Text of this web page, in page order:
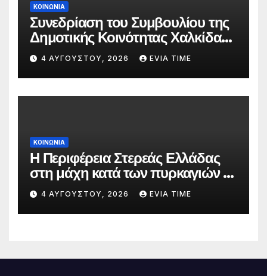
ΚΟΙΝΩΝΙΑ
Συνεδρίαση του Συμβουλίου της
Δημοτικής Κοινότητας Χαλκίδας
την 5 Αυγούστου
4 ΑΥΓΟΎΣΤΟΥ, 2026 EVIA TIME
ΚΟΙΝΩΝΙΑ
Η Περιφέρεια Στερεάς Ελλάδας
στη μάχη κατά των πυρκαγιών –
Δράσεις και στήριξη σε πέντε
περιφερειακές ενότητες
4 ΑΥΓΟΎΣΤΟΥ, 2026 EVIA TIME